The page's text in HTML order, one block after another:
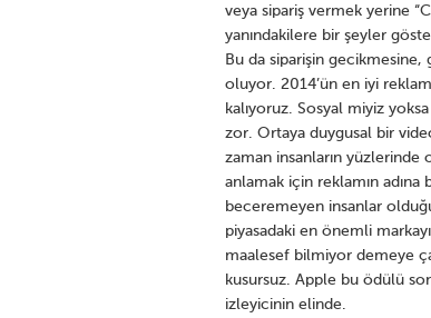
veya sipariş vermek yerine
yanındakilere bir şeyler
Bu da siparişin gecikmesine,
oluyor. 2014’ün en iyi
kalıyoruz. Sosyal miyiz
zor. Ortaya duygusal bir
zaman insanların yüzlerinde
anlamak için reklamın
beceremeyen insanlar
piyasadaki en önemli
maalesef bilmiyor demeye
kusursuz. Apple bu ödülü
izleyicinin elinde.